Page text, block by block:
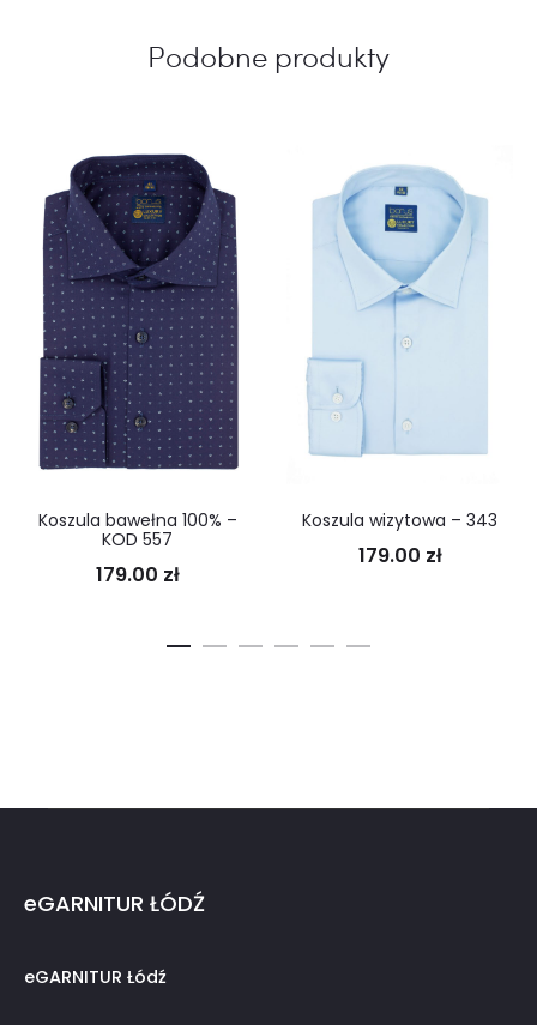
Podobne produkty
Koszula bawełna 100% –
KOD 557
179.00 zł
Koszula wizytowa – 343
179.00 zł
eGARNITUR ŁÓDŹ
eGARNITUR Łódź